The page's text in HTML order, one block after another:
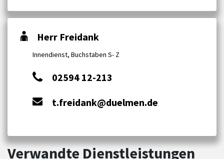
Herr Freidank
Innendienst, Buchstaben S- Z
02594 12-213
t.freidank@duelmen.de
Verwandte Dienstleistungen